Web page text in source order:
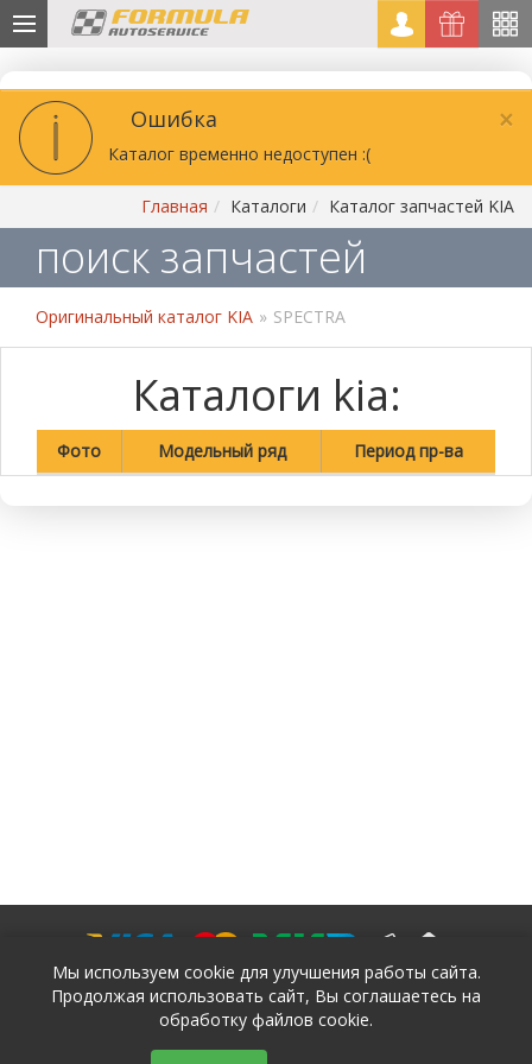
×
Ошибка
Каталог временно недоступен :(
Главная Каталоги Каталог запчастей KIA
поиск запчастей
Оригинальный каталог KIA » SPECTRA
Каталоги kia:
Фото Модельный ряд Период пр-ва
Мы используем cookie для улучшения работы сайта.
Продолжая использовать сайт, Вы соглашаетесь на
обработку файлов cookie.